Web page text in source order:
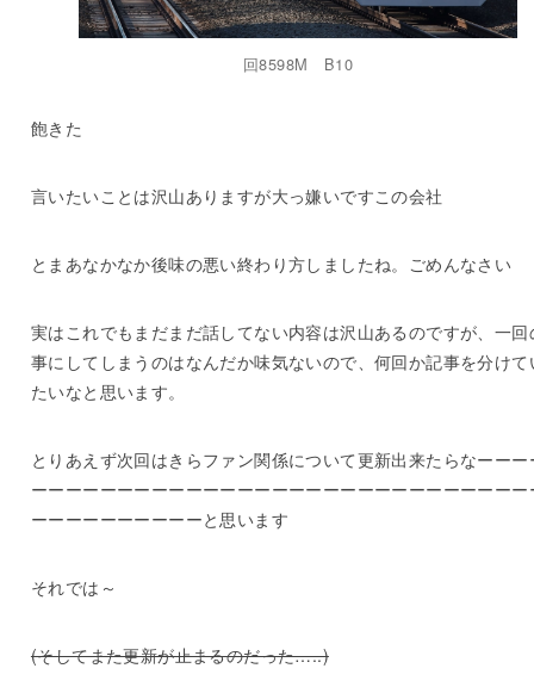
回8598M B10
飽きた
言いたいことは沢山ありますが大っ嫌いですこの会社
とまあなかなか後味の悪い終わり方しましたね。ごめんなさい
実はこれでもまだまだ話してない内容は沢山あるのですが、一回
事にしてしまうのはなんだか味気ないので、何回か記事を分けて
たいなと思います。
とりあえず次回はきらファン関係について更新出来たらなーーー
ーーーーーーーーーーーーーーーーーーーーーーーーーーーーー
ーーーーーーーーーーと思います
それでは～
(そしてまた更新が止まるのだった…..)